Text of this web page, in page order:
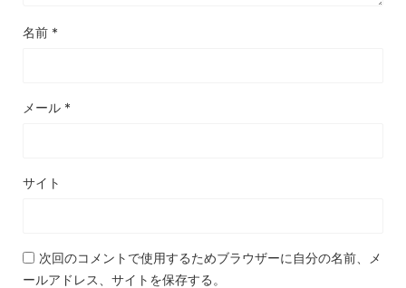
名前 *
メール *
サイト
次回のコメントで使用するためブラウザーに自分の名前、メ
ールアドレス、サイトを保存する。